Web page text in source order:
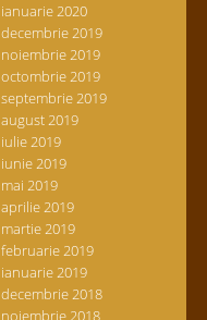
ianuarie 2020
decembrie 2019
noiembrie 2019
octombrie 2019
septembrie 2019
august 2019
iulie 2019
iunie 2019
mai 2019
aprilie 2019
martie 2019
februarie 2019
ianuarie 2019
decembrie 2018
noiembrie 2018